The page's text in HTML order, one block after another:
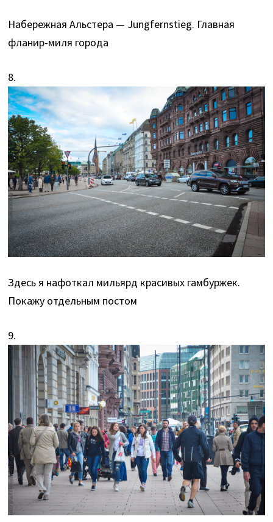
Набережная Альстера — Jungfernstieg. Главная
фланир-миля города
8.
Здесь я нафоткал мильярд красивых гамбуржек.
Покажу отдельным постом
9.